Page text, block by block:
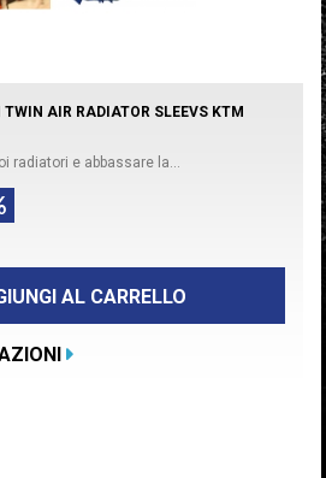
AIR RADIATOR SLEEVS KTM
radiatori e abbassare la...
AL CARRELLO